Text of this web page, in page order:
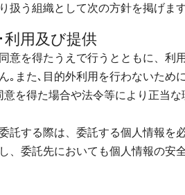
う組織として次の方針を掲げます
用及び提供
意を得たうえで行うとともに、
｡また､目的外利用を行わないため
意を得た場合や法令等により正当
託する際は、委託する個人情報
、委託先においても個人情報の安